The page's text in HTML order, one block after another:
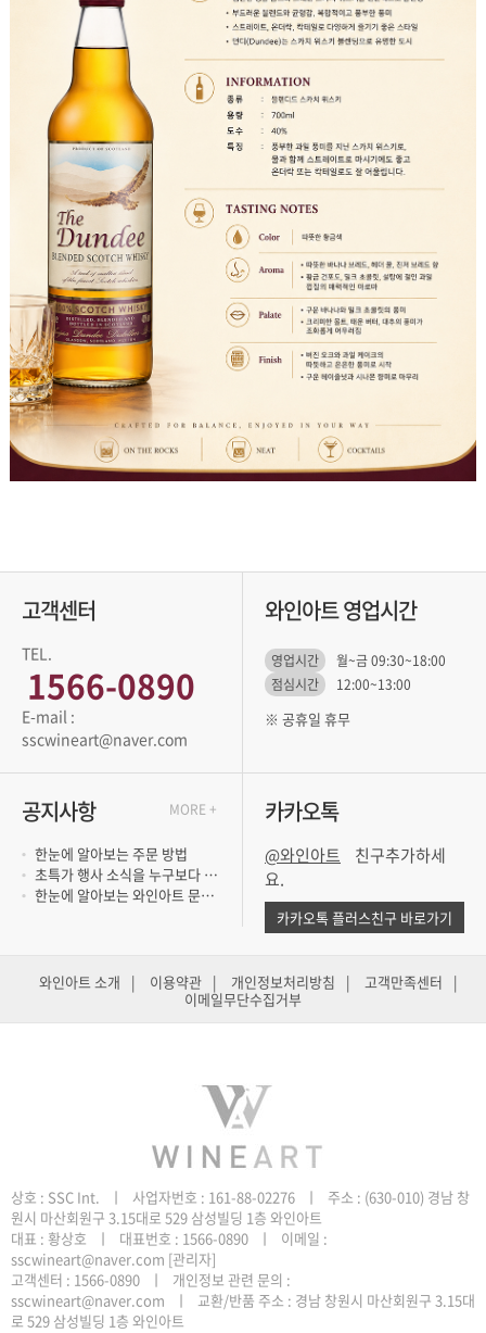
고객센터
TEL.
1566-0890
sscwineart@naver.com
와인아트 영업시간
영업시간
월~금 09:30~18:00
점심시간
12:00~13:00
※ 공휴일 휴무
공지사항
한눈에 알아보는 주문 방법
초특가 행사 소식을 누구보다 빨리 듣고 싶..
한눈에 알아보는 와인아트 문의 방법
MORE + 카카오톡
@와인아트
요.
카카오톡 플러스친구 바로가기
와인아트 소개 | 이용약관 | 개인정보처리방침 | 고객만족센터
|
이메일무단수집거부
원시 마산회원구 3.15대로 529 삼성빌딩 1층 와인아트
sscwineart@naver.com [관리자]
로 529 삼성빌딩 1층 와인아트